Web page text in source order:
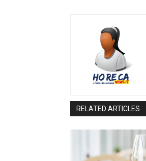
RELATED ARTICLES